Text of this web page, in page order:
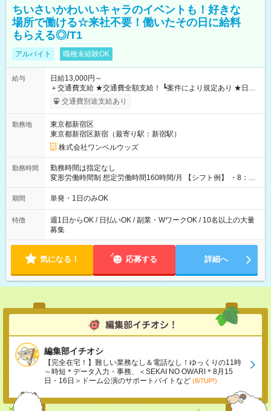
ちいさいかわいいキャラのイベントも！好きな
場所で働ける☆来社不要！働いたその日に給料
もらえる◎/T1
アルバイト 職種未経験OK
給与
日給13,000円～
＋交通費支給 ★交通費全額支給！ ┗案件により規定あり ★日払
いOK！（規定あり） ┗働いたその日に現金GET♪ お仕事後はコ
ンビニATMから 日払い分を引き落とせます！ 【試用期間】試
交通費別途支給あり
勤務地
東京都新宿区
東京都新宿区新宿（最寄り駅：新宿駅）
株式会社ワンベルウッズ
勤務時間
勤務時間は指定なし
変形労働時間制 想定労働時間160時間/月 【シフト例】 ・8：00
～21：00
期間 単発・1日のみOK
特徴
週1日からOK / 日払いOK / 副業・WワークOK / 10名以上の大量
募集
気になる！ 応募する 詳細へ
編集部イチオシ
【完全在宅！】難しい業務なし＆電話なし！ゆっくりの11時
～時短＊データ入力・事務、＜SEKAI NO OWARI＊8月15
日・16日＞ドーム公演のサポートバイトなど (8/7UP!)